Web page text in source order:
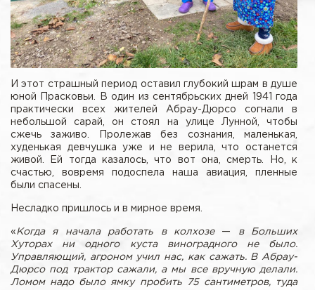
И этот страшный период оставил глубокий шрам в душе
юной Прасковьи. В один из сентябрьских дней 1941 года
практически всех жителей Абрау-Дюрсо согнали в
небольшой сарай, он стоял на улице Лунной, чтобы
сжечь заживо. Пролежав без сознания, маленькая,
худенькая девчушка уже и не верила, что останется
живой. Ей тогда казалось, что вот она, смерть. Но, к
счастью, вовремя подоспела наша авиация, пленные
были спасены.
Несладко пришлось и в мирное время.
«Когда я начала работать в колхозе —
в Больших
Хуторах ни одного куста виноградного не было.
Управляющий, агроном учил нас, как сажать. В Абрау-
Дюрсо под трактор сажали, а мы все вручную делали.
Ломом надо было ямку пробить 75 сантиметров, туда